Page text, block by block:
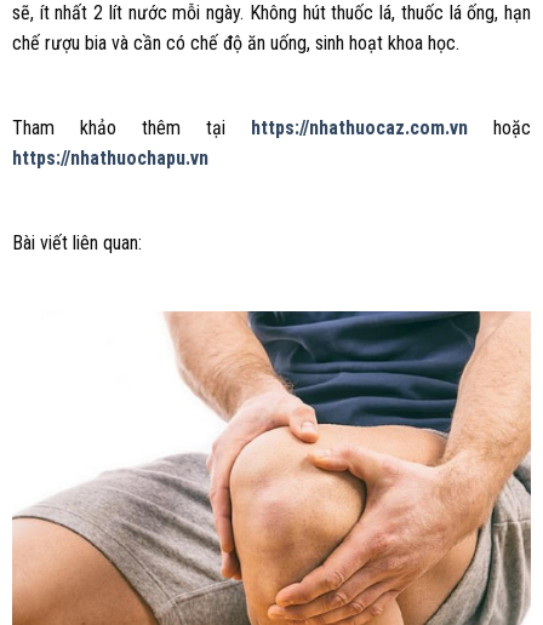
sẽ, ít nhất 2 lít nước mỗi ngày. Không hút thuốc lá, thuốc lá ống, hạn
chế rượu bia và cần có chế độ ăn uống, sinh hoạt khoa học.
Tham khảo thêm tại https://nhathuocaz.com.vn hoặc
https://nhathuochapu.vn
Bài viết liên quan: